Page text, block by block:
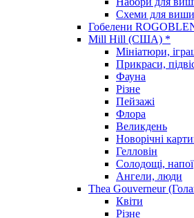
Схеми для
Гобелени
Mill Hill (США) *
Мініатюри,
Прикраси,
Фауна
Різне
Пейзажі
Флора
Великдень
Новорічні
Гелловін
Солодощі, напої
Ангели, люди
Thea Gouverneur
Квіти
Різне